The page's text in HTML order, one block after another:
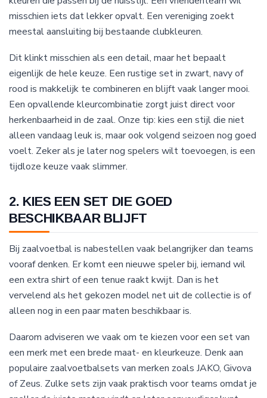
misschien iets dat lekker opvalt. Een vereniging zoekt
meestal aansluiting bij bestaande clubkleuren.
Dit klinkt misschien als een detail, maar het bepaalt
eigenlijk de hele keuze. Een rustige set in zwart, navy of
rood is makkelijk te combineren en blijft vaak langer mooi.
Een opvallende kleurcombinatie zorgt juist direct voor
herkenbaarheid in de zaal. Onze tip: kies een stijl die niet
alleen vandaag leuk is, maar ook volgend seizoen nog goed
voelt. Zeker als je later nog spelers wilt toevoegen, is een
tijdloze keuze vaak slimmer.
2. KIES EEN SET DIE GOED
BESCHIKBAAR BLIJFT
Bij zaalvoetbal is nabestellen vaak belangrijker dan teams
vooraf denken. Er komt een nieuwe speler bij, iemand wil
een extra shirt of een tenue raakt kwijt. Dan is het
vervelend als het gekozen model net uit de collectie is of
alleen nog in een paar maten beschikbaar is.
Daarom adviseren we vaak om te kiezen voor een set van
een merk met een brede maat- en kleurkeuze. Denk aan
populaire zaalvoetbalsets van merken zoals JAKO, Givova
of Zeus. Zulke sets zijn vaak praktisch voor teams omdat je